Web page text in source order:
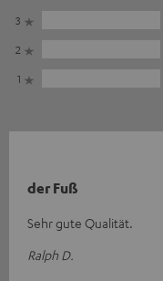
3
2
1
der Fuß
Sehr gute Qualität.
Ralph D.